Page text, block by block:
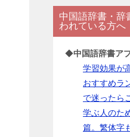
中国語辞書・辞
われている方へ
◆中国語辞書ア
学習効果が
おすすめラ
で迷ったら
学ぶ人のた
篇。繁体字